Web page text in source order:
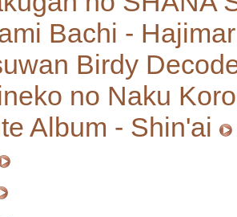
Bachi -
Birdy
no Naku
Album - Shin'ai